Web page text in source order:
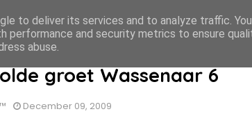
groet Wassenaar 6
December 09, 2009
to deliver its services and to analyze traffic.
performance and security metrics to ensure
abuse.